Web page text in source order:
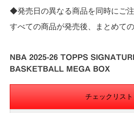
◆発売日の異なる商品を同時にご注
すべての商品が発売後、まとめて
NBA 2025-26 TOPPS
BASKETBALL MEGA BOX
チェックリスト